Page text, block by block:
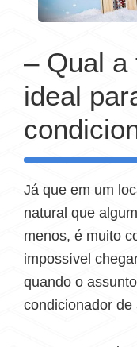
– Qual a
ideal
Já que em um
natural que
menos, é muito
impossível
quando o
condicionador